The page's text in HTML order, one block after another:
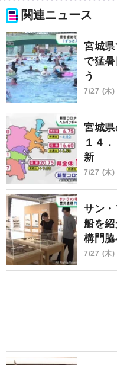
関連ニュース
宮城
で猛
う
7/27 (木)
宮城
１４
新
7/27 (木)
サン
船を
構門
7/27 (木)